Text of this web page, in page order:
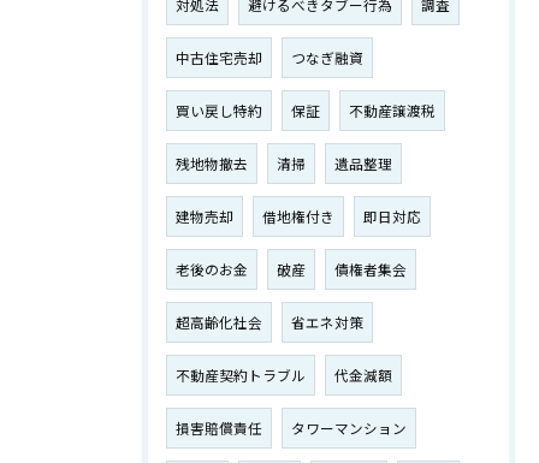
対処法 避けるべきタブー行為 調査
中古住宅売却 つなぎ融資
買い戻し特約 保証 不動産譲渡税
残地物撤去 清掃 遺品整理
建物売却 借地権付き 即日対応
老後のお金 破産 債権者集会
超高齢化社会 省エネ対策
不動産契約トラブル 代金減額
損害賠償責任 タワーマンション